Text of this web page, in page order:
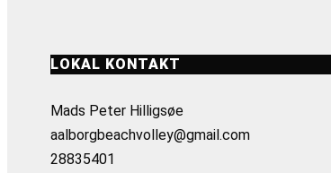
LOKAL KONTAKT
Mads Peter Hilligsøe
aalborgbeachvolley@gmail.com
28835401